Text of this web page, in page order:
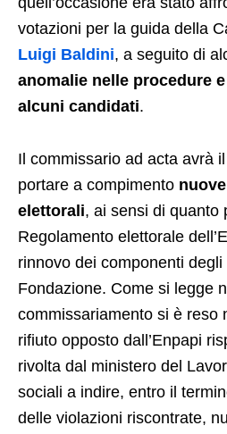
votazioni per la guida della
Luigi Baldini, a seguito di
anomalie nelle procedure
alcuni candidati.
Il commissario ad acta avrà
portare a compimento
elettorali, ai sensi di quanto
Regolamento elettorale
rinnovo dei componenti
Fondazione. Come si legge
commissariamento si è reso
rifiuto opposto dall’Enpapi
rivolta dal ministero del
sociali a indire, entro il
delle violazioni riscontrate,